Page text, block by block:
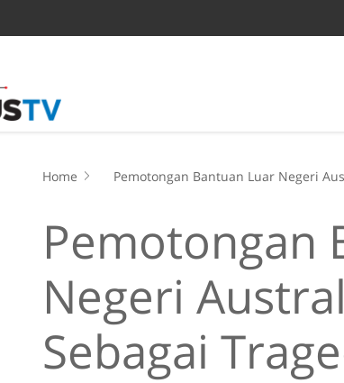
Home Pemotongan Bantuan Luar Negeri
Pemotongan
Negeri
Sebagai